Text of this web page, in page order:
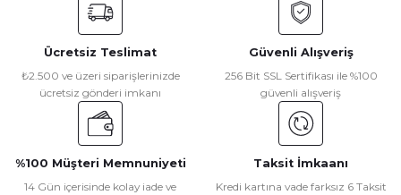
kullanarak tarafımıza iletebilirsiniz.
Görüş ve önerileriniz için teşekkür ederiz.
Ürün resmi kalitesiz, bozuk veya görüntülenemiyor.
Ürün açıklamasında eksik bilgiler bulunuyor.
Ürün bilgilerinde hatalar bulunuyor.
Ürün fiyatı diğer sitelerden daha pahalı.
Ücretsiz Teslimat
₺2.500 ve üzeri siparişlerinizde
ücretsiz gönderi imkanı
Güvenli Alışveriş
256 Bit SSL Sertifikası ile %100
güvenli alışveriş
%100 Müşteri Memnuniyeti
14 Gün içerisinde kolay iade ve
Taksit İmkaanı
Kredi kartına vade farksız 6 Taksit